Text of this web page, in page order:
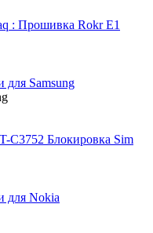
: Прошивка Rokr E1
для Samsung
C3752 Блокировка Sim
для Nokia